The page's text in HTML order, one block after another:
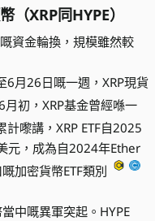
（XRP同HYPE）
資金輪換，規模雖然較
6月26日嘅一週，XRP現貨
月初，XRP基金曾經喺一
計嚟講，XRP ETF自2025
元，成為自2024年Ether
加密貨幣ETF類別
中嘅異軍突起。HYPE